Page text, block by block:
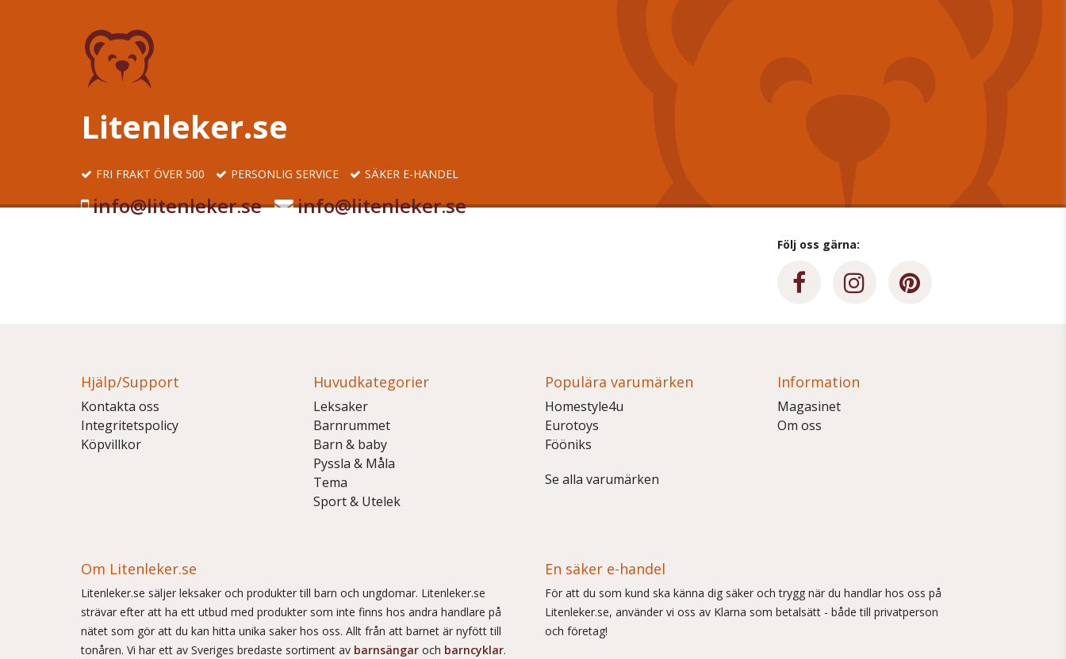
Litenleker.se
FRI FRAKT ÖVER 500 PERSONLIG SERVICE SÄKER E-HANDEL
info@litenleker.se info@litenleker.se
Följ oss gärna:
Hjälp/Support
Kontakta oss
Integritetspolicy
Köpvillkor
Huvudkategorier
Leksaker
Barnrummet
Barn & baby
Pyssla & Måla
Tema
Sport & Utelek
Populära varumärken
Homestyle4u
Eurotoys
Fööniks
Se alla varumärken
Information
Magasinet
Om oss
Om Litenleker.se
Litenleker.se säljer leksaker och produkter till barn och ungdomar. Litenleker.se
strävar efter att ha ett utbud med produkter som inte finns hos andra handlare på
nätet som gör att du kan hitta unika saker hos oss. Allt från att barnet är nyfött till
tonåren. Vi har ett av Sveriges bredaste sortiment av barnsängar och barncyklar.
En säker e-handel
För att du som kund ska känna dig säker och trygg när du handlar hos oss på
Litenleker.se, använder vi oss av Klarna som betalsätt - både till privatperson
och företag!